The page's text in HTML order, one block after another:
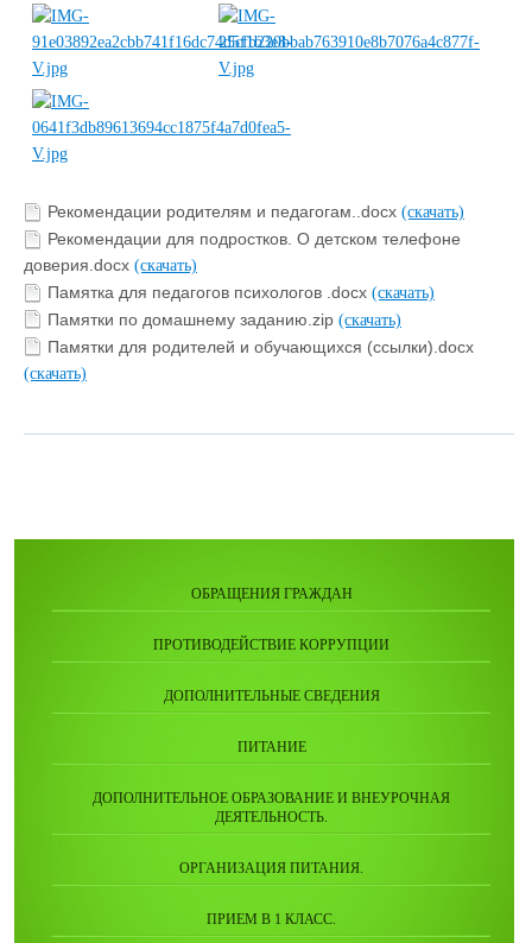
Рекомендации родителям и педагогам..docx (скачать)
Рекомендации для подростков. О детском телефоне
доверия.docx (скачать)
Памятка для педагогов психологов .docx (скачать)
Памятки по домашнему заданию.zip (скачать)
Памятки для родителей и обучающихся (ссылки).docx
(скачать)
ОБРАЩЕНИЯ ГРАЖДАН
ПРОТИВОДЕЙСТВИЕ КОРРУПЦИИ
ДОПОЛНИТЕЛЬНЫЕ СВЕДЕНИЯ
ПИТАНИЕ
ДОПОЛНИТЕЛЬНОЕ ОБРАЗОВАНИЕ И ВНЕУРОЧНАЯ
ДЕЯТЕЛЬНОСТЬ.
ОРГАНИЗАЦИЯ ПИТАНИЯ.
ПРИЕМ В 1 КЛАСС.